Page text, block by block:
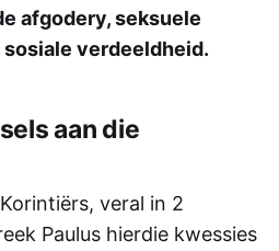
afgodery, seksuele
verdeeldheid.
aan die
veral in 2
Paulus hierdie kwessies